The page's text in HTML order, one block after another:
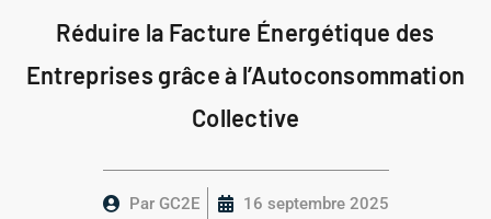
Réduire la Facture Énergétique des
Entreprises grâce à l’Autoconsommation
Collective
ParGC2E 16 septembre 2025